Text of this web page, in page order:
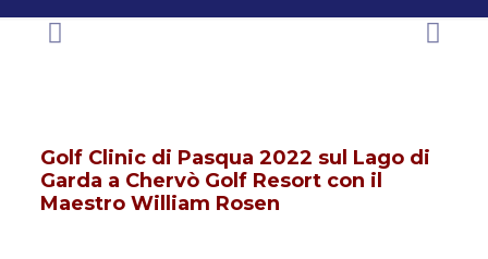
Golf Clinic di Pasqua 2022 sul Lago di
Garda a Chervò Golf Resort con il
Maestro William Rosen